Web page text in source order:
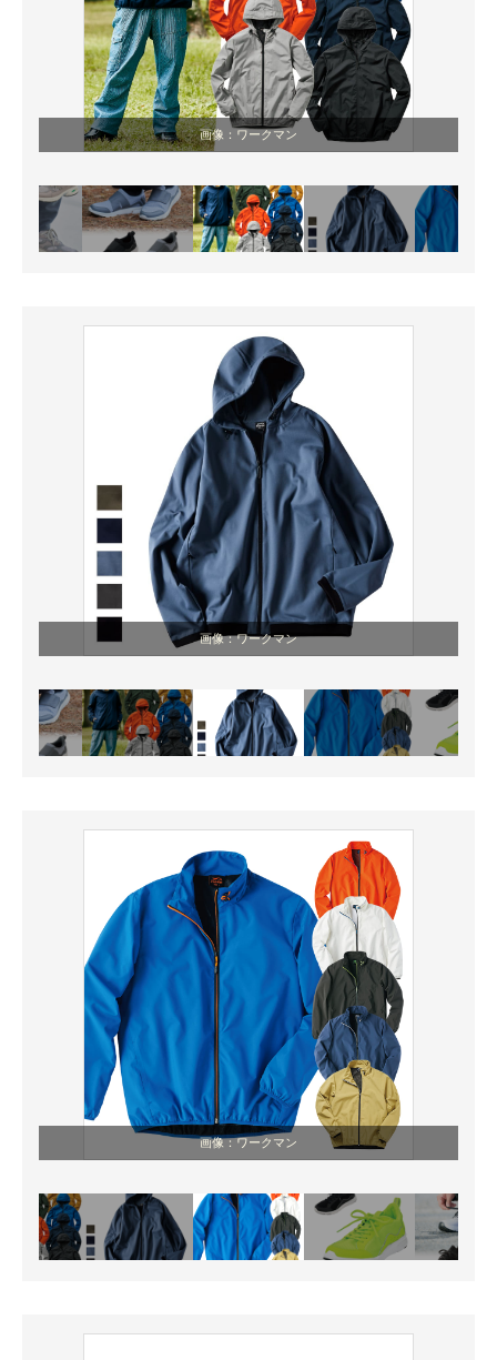
画像：ワークマン
画像：ワークマン
画像：ワークマン